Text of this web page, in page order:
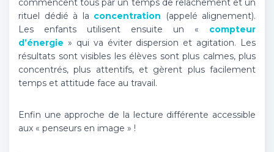
commencent tous par un temps de relâchement et un
rituel dédié à la concentration
(appelé alignement).
Les enfants utilisent ensuite un « compteur
d’énergie » qui va éviter dispersion et agitation. Les
résultats sont visibles les élèves sont plus calmes, plus
concentrés, plus attentifs, et gèrent plus facilement
temps et attitude face au travail.
Enfin une approche de la lecture différente accessible
aux « penseurs en image » !